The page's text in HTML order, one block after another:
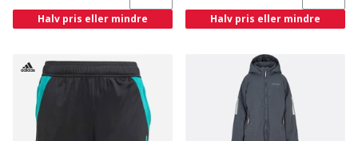
Halv pris eller mindre Halv pris eller mindre